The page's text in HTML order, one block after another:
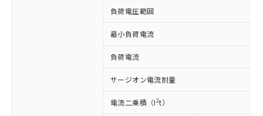
負荷電圧範囲
最小負荷電流
負荷電流
サージオン電流耐量
電流二乗積（I2t）
ご利用条件
以下の条件をお読みいただき、同意のうえ
非含有に対応した製品が提供可能な商品で
対応予定：EU RoHS指令（10物質）の非含
有に対応した製品に切り替える予定のある
対応予定なし：EU RoHS指令（10物質）の